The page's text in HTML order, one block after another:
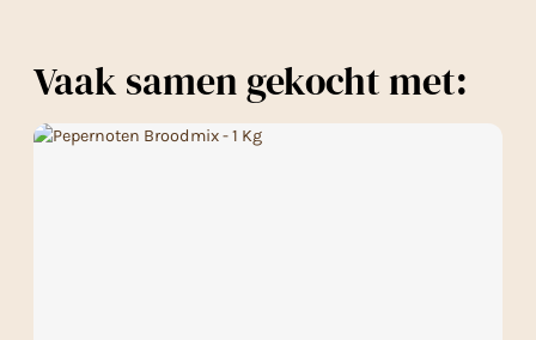
Vaak samen gekocht met: